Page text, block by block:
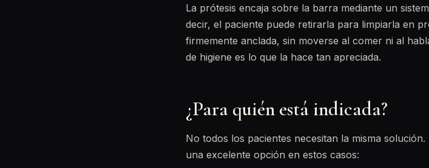
La prótesis encaja sobre la barra mediante un
decir, el paciente puede retirarla para limpiarla en
firmemente anclada, sin moverse al comer ni al
de higiene es lo que la hace tan apreciada.
¿Para quién está indicada?
No todos los pacientes necesitan la misma
una excelente opción en estos casos: